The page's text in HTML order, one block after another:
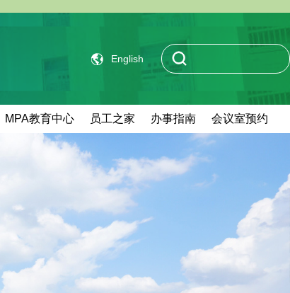
English
MPA教育中心 员工之家 办事指南 会议室预约